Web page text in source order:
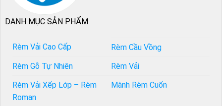
DANH MỤC SẢN PHẨM
Rèm Vải Cao Cấp
Rèm Cầu Vồng
Rèm Gỗ Tự Nhiên
Rèm Vải
Rèm Vải Xếp Lớp – Rèm
Roman
Mành Rèm Cuốn